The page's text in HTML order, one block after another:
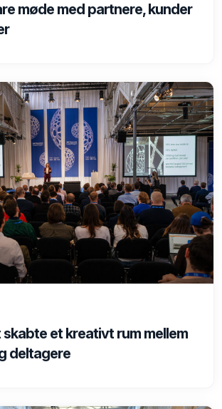
møde med partnere, kunder
skabte et kreativt rum mellem
deltagere